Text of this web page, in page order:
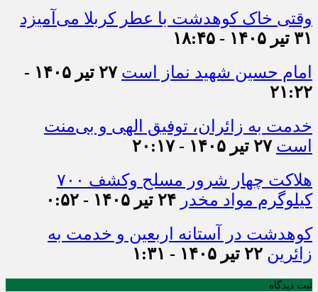
وقتی خاک کوهدشت با عطر کربلا می‌آمیزد
۳۱ تیر ۱۴۰۵ - ۱۸:۴۵
امام حسین شهید نماز است
۲۷ تیر ۱۴۰۵ -
۲۱:۲۲
خدمت به زائران، توفیق الهی و بی‌منت
است ۲۷ تیر ۱۴۰۵ - ۲۰:۱۷
هلاکت چهار شرور مسلح وکشف ۷۰۰
کیلوگرم مواد مخدر ۲۴ تیر ۱۴۰۵ - ۰:۵۲
کوهدشت در آستانه اربعین و خدمت‌ به
زائرین ۲۲ تیر ۱۴۰۵ - ۱:۳۱
ثبت دیدگاه